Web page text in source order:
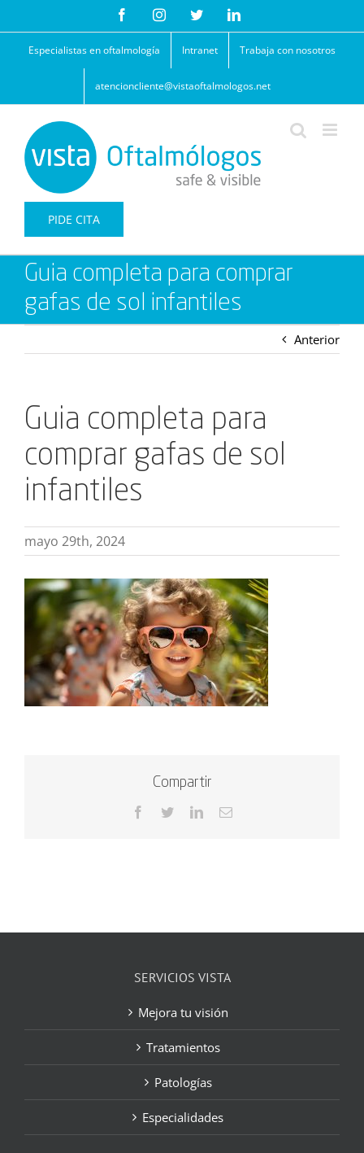
contenido
FacebookInstagramTwitterLinkedIn
Especialistas en oftalmología Intranet Trabaja con nosotros
atencioncliente@vistaoftalmologos.net
PIDE CITA
Guia completa para comprar
gafas de sol infantiles
Anterior
Guia completa para
comprar gafas de sol
infantiles
mayo 29th, 2024
Compartir
Facebook
TwitterLinkedInCorreo
SERVICIOS VISTA
Mejora tu visión
Tratamientos
Patologías
Especialidades